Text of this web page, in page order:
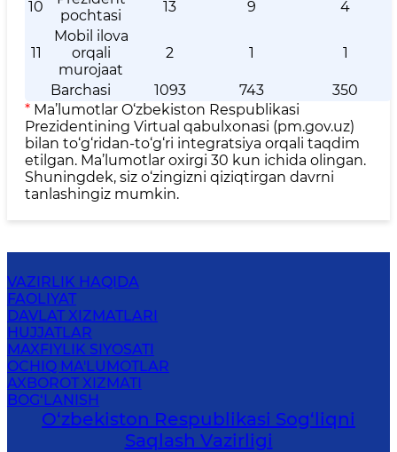
10
pochtasi
13 9 4
11
Mobil ilova
orqali
murojaat
2 1 1
Barchasi 1093 743
350
* Ma’lumotlar O‘zbekiston Respublikasi
Prezidentining Virtual qabulxonasi (pm.gov.uz)
bilan to‘g‘ridan-to‘g‘ri integratsiya orqali taqdim
etilgan. Ma’lumotlar oxirgi 30 kun ichida olingan.
Shuningdek, siz o‘zingizni qiziqtirgan davrni
tanlashingiz mumkin.
VAZIRLIK HAQIDA
FAOLIYAT
DAVLAT XIZMATLARI
HUJJATLAR
MAXFIYLIK SIYOSATI
OCHIQ MA'LUMOTLAR
AXBOROT XIZMATI
BOG‘LANISH
O‘zbеkistоn Rеspublikаsi Sоg‘liqni
Saqlash Vаzirligi